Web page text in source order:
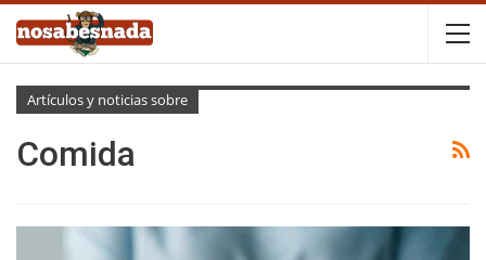
Artículos y noticias sobre
Comida